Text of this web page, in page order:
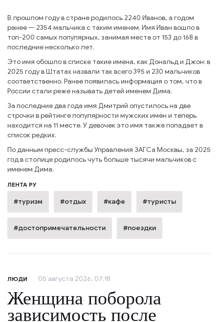
В прошлом году в стране родилось 2240 Иванов, а годом
ранее — 2354 мальчика с таким именем. Имя Иван вошло в
топ-200 самых популярных, занимая места от 153 до 168 в
последние несколько лет.
Это имя обошло в списке такие имена, как Дональд и Джон: в
2025 году в Штатах назвали так всего 395 и 230 мальчиков
соответственно. Ранее появилась информация о том, что в
России стали реже называть детей именем Дима.
За последние два года имя Дмитрий опустилось на две
строчки в рейтинге популярности мужских имён и теперь
находится на 11 месте. У девочек это имя также попадает в
список редких.
По данным пресс-службы Управления ЗАГСа Москвы, за 2025
год в столице родилось чуть больше тысячи мальчиков с
именем Дима.
ЛЕНТА РУ
#туризм #отдых #кафе #туристы
#достопримечательности #поездки
ЛЮДИ 05 августа 2026, 07:18
Женщина поборола
зависимость после